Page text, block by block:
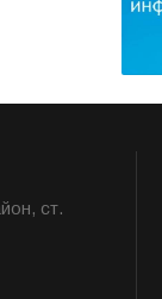
ст.